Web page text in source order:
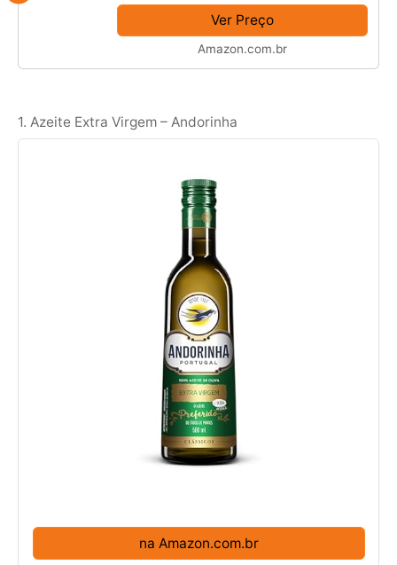
Ver Preço
Amazon.com.br
1. Azeite Extra Virgem – Andorinha
na Amazon.com.br